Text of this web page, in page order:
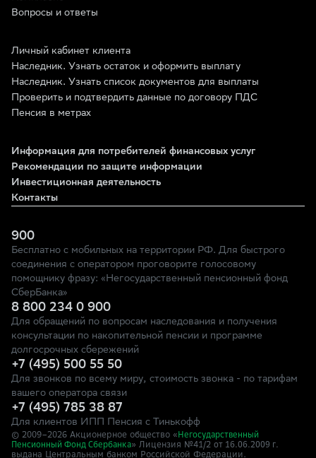
Вопросы и ответы
Личный кабинет клиента
Наследник. Узнать остаток и оформить выплату
Наследник. Узнать список документов для выплаты
Проверить и подтвердить данные по договору ПДС
Пенсия в метрах
Информация для потребителей финансовых услуг
Рекомендации по защите информации
Инвестиционная деятельность
Контакты
900
Бесплатно с мобильных на территории РФ. Для быстрого
соединения с оператором проговорите голосовому
помощнику фразу: «Негосударственный пенсионный фонд
СберБанка»
8 800 234 0 900
Для обращений по вопросам наследования и получения
консультации по накопительной пенсии и программе
долгосрочных сбережений
+7 (495) 500 55 50
Для звонков по всему миру, стоимость звонка - по тарифам
вашего оператора связи
+7 (495) 785 38 87
Для клиентов ИПП Пенсия с Тинькофф
© 2009–2026 Акционерное общество « Негосударственный
Пенсионный Фонд Сбербанка» Лицензия №41/2 от 16.06.2009 г.
выдана Центральным банком Российской Федерации.